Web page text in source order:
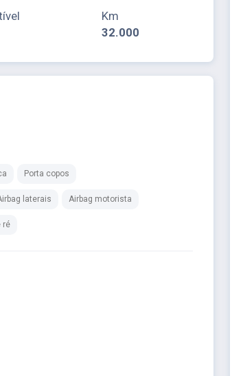
Km
32.000
Porta copos
laterais Airbag motorista
ré